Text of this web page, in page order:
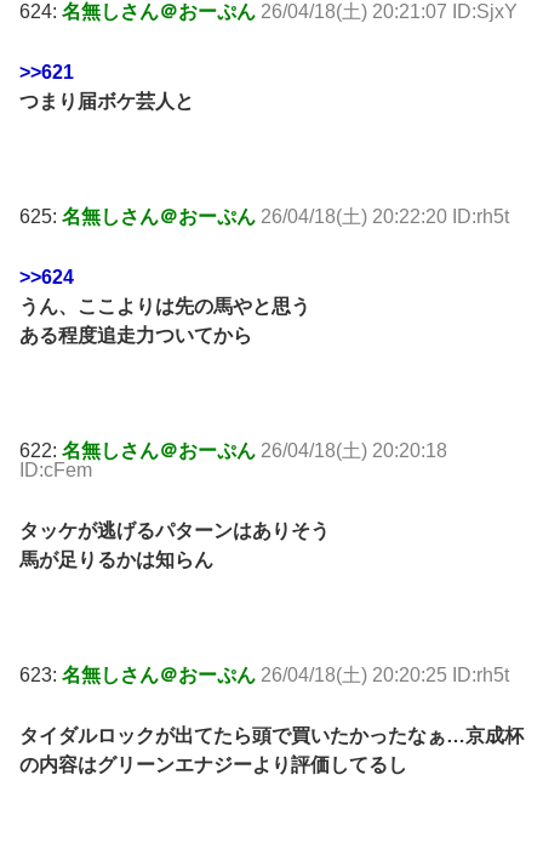
624: 名無しさん＠おーぷん 26/04/18(土) 20:21:07 ID:SjxY
>>621
つまり届ボケ芸人と
625: 名無しさん＠おーぷん 26/04/18(土) 20:22:20 ID:rh5t
>>624
うん、ここよりは先の馬やと思う
ある程度追走力ついてから
622: 名無しさん＠おーぷん 26/04/18(土) 20:20:18
ID:cFem
タッケが逃げるパターンはありそう
馬が足りるかは知らん
623: 名無しさん＠おーぷん 26/04/18(土) 20:20:25 ID:rh5t
タイダルロックが出てたら頭で買いたかったなぁ…京成杯
の内容はグリーンエナジーより評価してるし